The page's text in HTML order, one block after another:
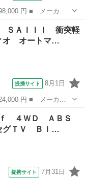
レード名： Ｌ Ｓ
ンセグ ＣＤ ＦＭ
ＳＡＩＩＩ 衝突軽
オートマ…
提携サイト 8月1日
レード名： Ｌ Ｓ
トマチックハイビ
ｆ ４ＷＤ ＡＢＳ
グＴＶ Ｂｌ…
提携サイト 7月31日